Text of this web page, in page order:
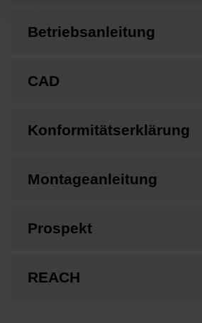
Betriebsanleitung
CAD
Konformitätserklärung
Montageanleitung
Prospekt
REACH